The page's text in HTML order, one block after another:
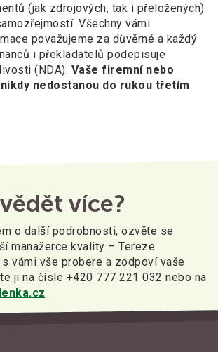
(jak zdrojových, tak i přeložených)
Všechny vámi
považujeme za důvěrné a každý
i překladatelů podepisuje
(NDA). Vaše firemní nebo
nedostanou do rukou třetím
více?
o další podrobnosti, ozvěte se
manažerce kvality – Tereze
vámi vše probere a zodpoví vaše
ji na čísle +420 777 221 032 nebo na